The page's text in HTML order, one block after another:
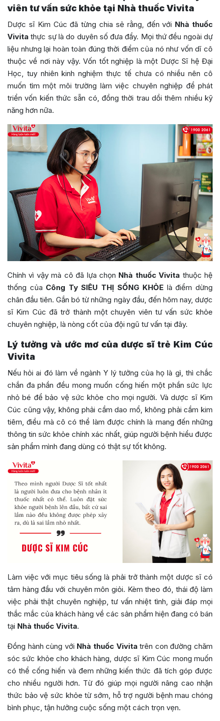
viên tư vấn sức khỏe tại Nhà thuốc Vivita
Dược sĩ Kim Cúc đã từng chia sẻ rằng, đến với Nhà thuốc
Vivita thực sự là do duyên số đưa đẩy. Mọi thứ đều ngoài dự
liệu nhưng lại hoàn toàn đúng thời điểm của nó như vốn dĩ cô
thuộc về nơi này vậy. Vốn tốt nghiệp là một Dược Sĩ hệ Đại
Học, tuy nhiên kinh nghiệm thực tế chưa có nhiều nên cô
muốn tìm một môi trường làm việc chuyên nghiệp để phát
triển vốn kiến thức sẵn có, đồng thời trau dồi thêm nhiều kỹ
năng hơn nữa.
Chính vì vậy mà cô đã lựa chọn Nhà thuốc Vivita thuộc hệ
thống của Công Ty SIÊU THỊ SỐNG KHỎE là điểm dừng
chân đầu tiên. Gắn bó từ những ngày đầu, đến hôm nay, dược
sĩ Kim Cúc đã trở thành một chuyên viên tư vấn sức khỏe
chuyên nghiệp, là nòng cốt của đội ngũ tư vấn tại đây.
Lý tưởng và ước mơ của dược sĩ trẻ Kim Cúc
Vivita
Nếu hỏi ai đó làm về ngành Y lý tưởng của họ là gì, thì chắc
chắn đa phần đều mong muốn cống hiến một phần sức lực
nhỏ bé để bảo vệ sức khỏe cho mọi người. Và dược sĩ Kim
Cúc cũng vậy, không phải cầm dao mổ, không phải cầm kim
tiêm, điều mà cô có thể làm được chính là mang đến những
thông tin sức khỏe chính xác nhất, giúp người bệnh hiểu được
sản phẩm mình đang dùng có thật sự tốt không.
Làm việc với mục tiêu sống là phải trở thành một dược sĩ có
tâm hàng đầu với chuyên môn giỏi. Kèm theo đó, thái độ làm
việc phải thật chuyên nghiệp, tư vấn nhiệt tình, giải đáp mọi
thắc mắc của khách hàng về các sản phẩm hiện đang có bán
tại Nhà thuốc Vivita.
Đồng hành cùng với Nhà thuốc Vivitatrên con đường chăm
sóc sức khỏe cho khách hàng, dược sĩ Kim Cúc mong muốn
có thể cống hiến và đem những kiến thức đã tích góp được
cho nhiều người hơn. Từ đó giúp mọi người nâng cao nhận
thức bảo vệ sức khỏe từ sớm, hỗ trợ người bệnh mau chóng
bình phục, tận hưởng cuộc sống một cách trọn vẹn.